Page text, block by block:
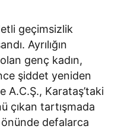
geçimsizlik
Ayrılığın
genç kadın,
şiddet yeniden
A.C.Ş., Karataş’taki
çıkan tartışmada
önünde defalarca